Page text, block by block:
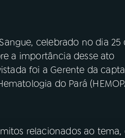
celebrado no dia 25
a importância desse ato
foi a Gerente da
do Pará
relacionados ao tema,